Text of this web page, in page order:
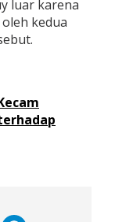
luar karena
kedua